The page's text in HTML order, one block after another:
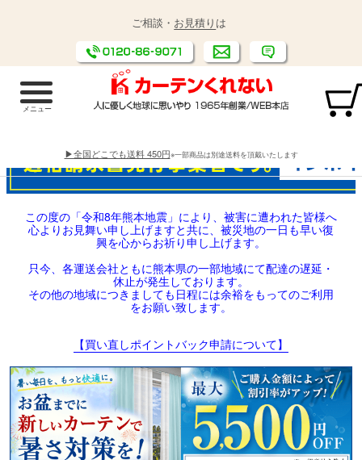
ご相談・ お見積り は
▶全国どこでも送料 450円※一部商品は別途送料を頂戴いたします
この度の「令和8年熊本地震」により、被害に遭われた皆様へ
心よりお見舞い申し上げますと共に、被災地の一日も早い復
興を心からお祈り申し上げます。
只今、各運送会社ともに熊本県の一部地域にて配達の遅延・
休止が発生しております。
その他の地域につきましても日程には余裕をもってのご利用
をお願い致します。
【買い直しポイントバック申請について】